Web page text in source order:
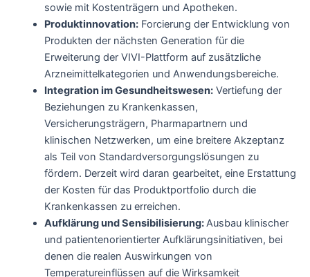
sowie mit Kostenträgern und Apotheken.
Produktinnovation:Forcierung der Entwicklung von
Produkten der nächsten Generation für die
Erweiterung der VIVI-Plattform auf zusätzliche
Arzneimittelkategorien und Anwendungsbereiche.
Integration im Gesundheitswesen:Vertiefung der
Beziehungen zu Krankenkassen,
Versicherungsträgern, Pharmapartnern und
klinischen Netzwerken, um eine breitere Akzeptanz
als Teil von Standardversorgungslösungen zu
fördern. Derzeit wird daran gearbeitet, eine Erstattung
der Kosten für das Produktportfolio durch die
Krankenkassen zu erreichen.
Aufklärung und Sensibilisierung:Ausbau klinischer
und patientenorientierter Aufklärungsinitiativen, bei
denen die realen Auswirkungen von
Temperatureinflüssen auf die Wirksamkeit